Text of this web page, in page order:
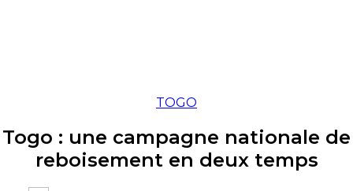
TOGO
Togo : une campagne nationale de
reboisement en deux temps